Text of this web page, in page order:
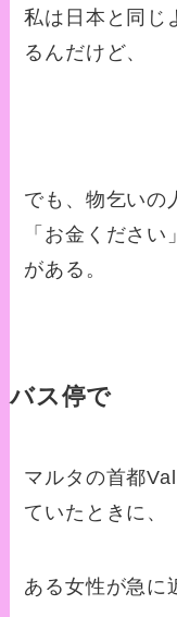
私は日本と同じ
るんだけど、
でも、物乞いの
「お金くださ
がある。
バス停で
マルタの首都
ていたときに、
ある女性が急に